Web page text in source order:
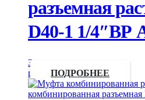
разъемная
D40-1 1/4″ВР
Запросить
цену
ПОДРОБНЕЕ